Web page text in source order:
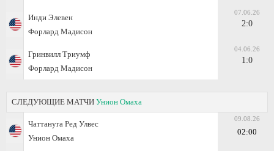
Инди Элевен
Форлард Мадисон
07.06.26
2:0
Гринвилл Триумф
Форлард Мадисон
04.06.26
1:0
СЛЕДУЮЩИЕ МАТЧИ Унион Омаха
Чаттануга Ред Улвес
Унион Омаха
09.08.26
02:00